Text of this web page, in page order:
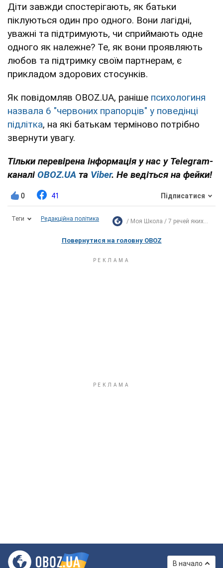
Діти завжди спостерігають, як батьки
піклуються один про одного. Вони лагідні,
уважні та підтримують, чи сприймають одне
одного як належне? Те, як вони проявляють
любов та підтримку своїм партнерам, є
прикладом здорових стосунків.
Як повідомляв OBOZ.UA, раніше психологиня
назвала 6 "червоних прапорців" у поведінці
підлітка, на які батькам терміново потрібно
звернути увагу.
Тільки перевірена інформація у нас у Telegram-
каналі OBOZ.UA та Viber. Не ведіться на фейки!
0 41 Підписатися
Теги Редакційна політика Моя Школа 7 речей яких...
Повернутися на головну OBOZ
В начало